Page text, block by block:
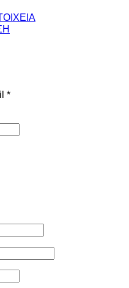
*Απαιτείται